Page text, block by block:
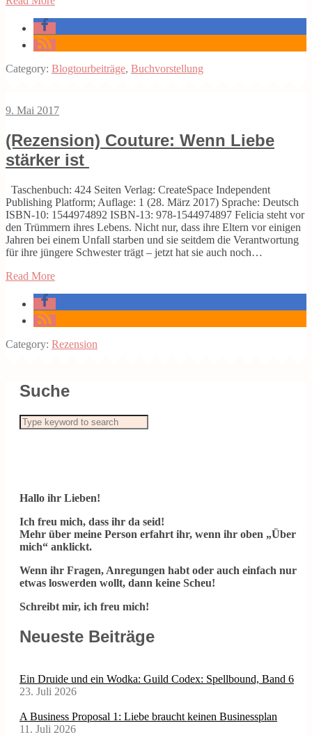
Category: Blogtourbeiträge, Buchvorstellung
9. Mai 2017
(Rezension) Couture: Wenn Liebe
stärker ist
Taschenbuch: 424 Seiten Verlag: CreateSpace Independent
Publishing Platform; Auflage: 1 (28. März 2017) Sprache: Deutsch
ISBN-10: 1544974892 ISBN-13: 978-1544974897 Felicia steht vor
den Trümmern ihres Lebens. Nicht nur, dass ihre Eltern vor einigen
Jahren bei einem Unfall starben und sie seitdem die Verantwortung
für ihre jüngere Schwester trägt – jetzt hat sie auch noch…
Read More
Category: Rezension
Suche
Hallo ihr Lieben!
Ich freu mich, dass ihr da seid!
Mehr über meine Person erfahrt ihr, wenn ihr oben „Über
mich“ anklickt.
Wenn ihr Fragen, Anregungen habt oder auch einfach nur
etwas loswerden wollt, dann keine Scheu!
Schreibt mir, ich freu mich!
Neueste Beiträge
Ein Druide und ein Wodka: Guild Codex: Spellbound, Band 6
23. Juli 2026
A Business Proposal 1: Liebe braucht keinen Businessplan
11. Juli 2026